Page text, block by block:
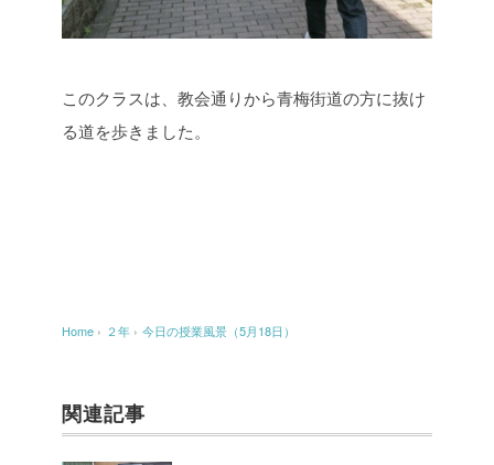
このクラスは、教会通りから青梅街道の方に抜け
る道を歩きました。
Home › ２年 › 今日の授業風景（5月18日）
関連記事